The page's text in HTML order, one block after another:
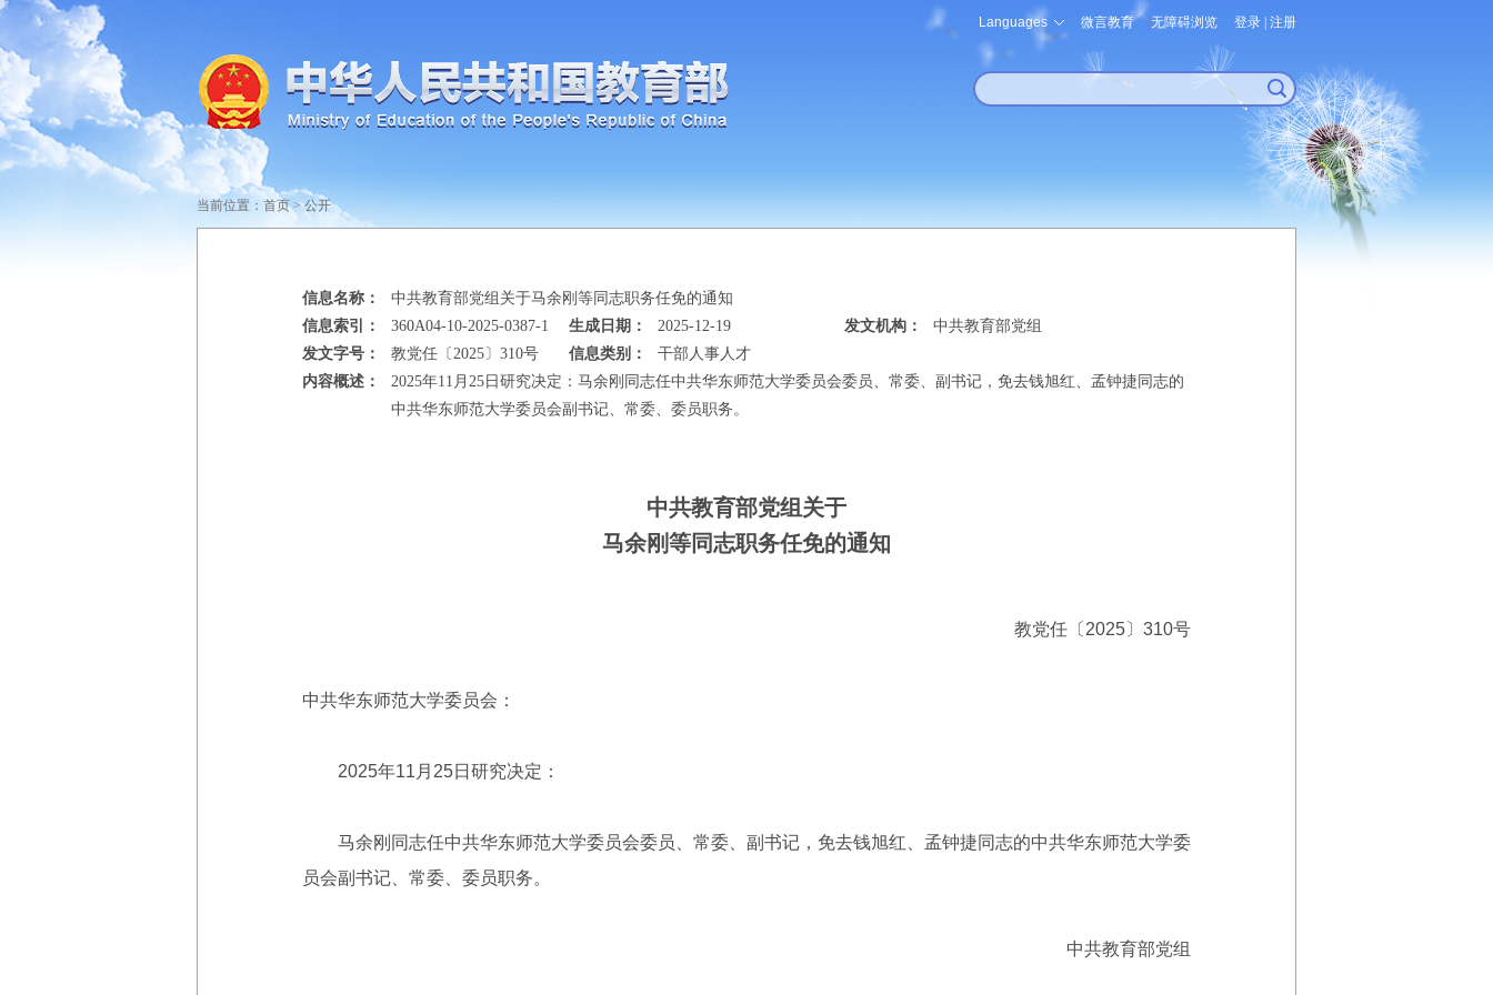
Languages 微言教育 无障碍浏览 登录 注册
当前位置： 首页>公开
信息名称：
中共教育部党组关于马余刚等同志职务任免的通知
信息索引：
360A04-10-2025-0387-1 生成日期： 2025-12-19 发文机构：
中共教育部党组
发文字号：
教党任〔2025〕310号 信息类别：
干部人事人才
内容概述：
2025年11月25日研究决定：马余刚同志任中共华东师范大学委员会委员、常委、副书记，免去钱旭红、孟钟捷同志的
中共华东师范大学委员会副书记、常委、委员职务。
中共教育部党组关于
马余刚等同志职务任免的通知
教党任〔2025〕310号
中共华东师范大学委员会：
2025年11月25日研究决定：
马余刚同志任中共华东师范大学委员会委员、常委、副书记，免去钱旭红、孟钟捷同志的中共华东师范大学委
员会副书记、常委、委员职务。
中共教育部党组